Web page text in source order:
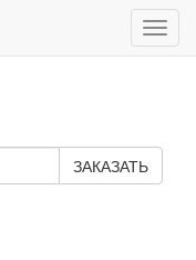
ЗАКАЗАТЬ